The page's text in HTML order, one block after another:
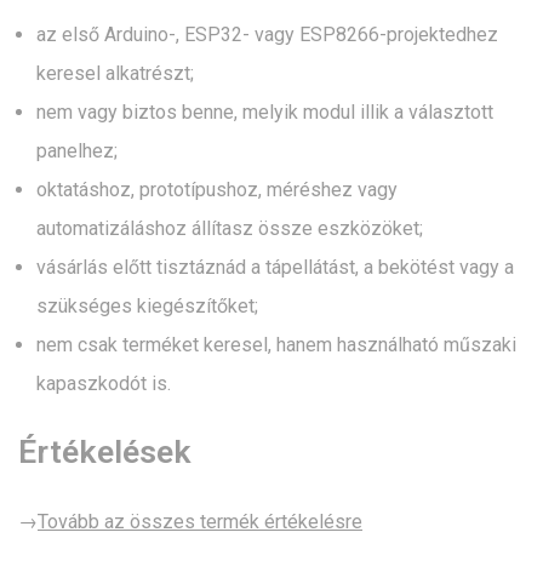
az első Arduino-, ESP32- vagy ESP8266-projektedhez
keresel alkatrészt;
nem vagy biztos benne, melyik modul illik a választott
panelhez;
oktatáshoz, prototípushoz, méréshez vagy
automatizáláshoz állítasz össze eszközöket;
vásárlás előtt tisztáznád a tápellátást, a bekötést vagy a
szükséges kiegészítőket;
nem csak terméket keresel, hanem használható műszaki
kapaszkodót is.
Értékelések
→Tovább az összes termék értékelésre